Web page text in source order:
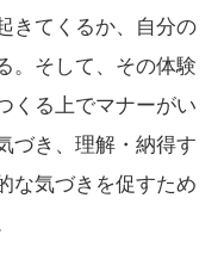
きてくるか、自分の
。そして、その体験
くる上でマナーがい
づき、理解・納得す
な気づきを促すため